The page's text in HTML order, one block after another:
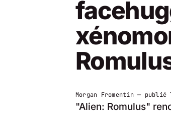
Morgan Fromentin— publié
"Alien: Romulus"